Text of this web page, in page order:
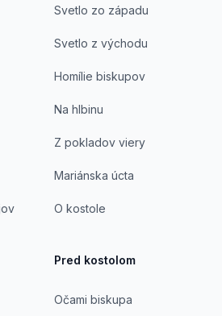
Svetlo zo západu
Svetlo z východu
Homílie biskupov
Na hlbinu
Z pokladov viery
Mariánska úcta
O kostole
Pred kostolom
Očami biskupa